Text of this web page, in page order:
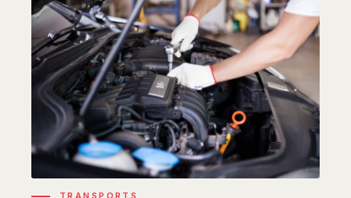
TRANSPORTS